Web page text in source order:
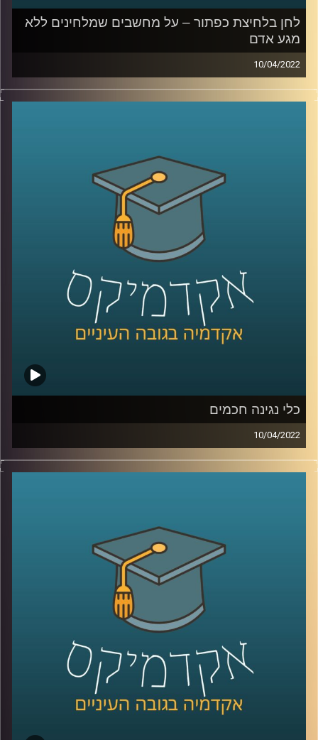
לחן בלחיצת כפתור – על מחשבים שמלחינים ללא
מגע אדם
10/04/2022
היום ישנן אפליקציות שמלחינות שירים לבקשתך ללא
התערבות אדם ולהולוגרמה ביפן כבר יש אלפי מאריצים והיא
לשיחה שקיימתי עם ד"ר רויטל הולנדר מבית הספר ליזמות כאן
באוניברסיטת רייכמן.
לשיחה עם ד"ר רויטל הולנדר על יזמות מוזיקאלית –
לשיחה עם ד"ר רויטל הולנדר על כלי נגינה חכמים –
קרדיט תמונות:AudioVersity
כלי נגינה חכמים
10/04/2022
דמיינו שהייתם יכולים לקבל כלי נגינה שבחיים לא ראיתם ותוך
5 דקות כבר לדעת איך לנגן בו שירים. עכשיו אתם יכולים
לשיחה עם ד"ר רויטל הולנדר מבית הספר ליזמות כאן
באוניברסיטת רייכמן.
לשיחה עם ד"ר רויטל הולנדר על יזמות מוזיקאלית –
לשיחה עם ד"ר רויטל הולנדר על מחשבים שמלחינים מוזיקה
בלחיצת כפתור – לחצו כאן
קרדיט תמונות:AudioVersity